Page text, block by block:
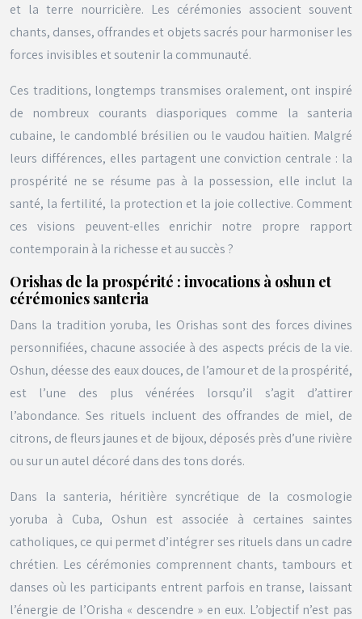
et la terre nourricière. Les cérémonies associent souvent
chants, danses, offrandes et objets sacrés pour harmoniser les
forces invisibles et soutenir la communauté.
Ces traditions, longtemps transmises oralement, ont inspiré
de nombreux courants diasporiques comme la santeria
cubaine, le candomblé brésilien ou le vaudou haïtien. Malgré
leurs différences, elles partagent une conviction centrale : la
prospérité ne se résume pas à la possession, elle inclut la
santé, la fertilité, la protection et la joie collective. Comment
ces visions peuvent-elles enrichir notre propre rapport
contemporain à la richesse et au succès ?
Orishas de la prospérité : invocations à oshun et
cérémonies santeria
Dans la tradition yoruba, les Orishas sont des forces divines
personnifiées, chacune associée à des aspects précis de la vie.
Oshun, déesse des eaux douces, de l’amour et de la prospérité,
est l’une des plus vénérées lorsqu’il s’agit d’attirer
l’abondance. Ses rituels incluent des offrandes de miel, de
citrons, de fleurs jaunes et de bijoux, déposés près d’une rivière
ou sur un autel décoré dans des tons dorés.
Dans la santeria, héritière syncrétique de la cosmologie
yoruba à Cuba, Oshun est associée à certaines saintes
catholiques, ce qui permet d’intégrer ses rituels dans un cadre
chrétien. Les cérémonies comprennent chants, tambours et
danses où les participants entrent parfois en transe, laissant
l’énergie de l’Orisha « descendre » en eux. L’objectif n’est pas